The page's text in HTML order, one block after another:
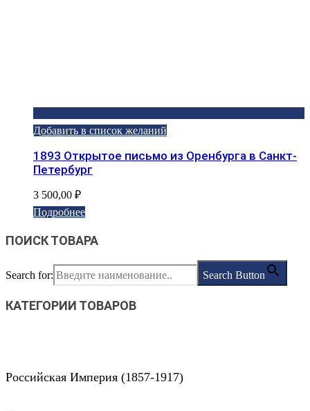
Добавить в список желаний
1893 Открытое письмо из Оренбурга в Санкт-
Петербург
3 500,00 ₽
Подробнее
ПОИСК ТОВАРА
Search for: Search Button
КАТЕГОРИИ ТОВАРОВ
Российская Империя (1857-1917)